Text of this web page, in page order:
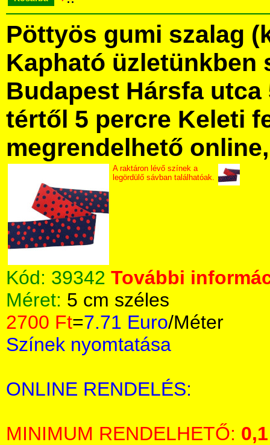
Pöttyös gumi szalag
Kapható üzletünkben
Budapest Hársfa utca
tértől 5 percre Keleti
megrendelhető
A raktáron lévő színek a
legördülő sávban találhatóak.
Kód: 39342 További
Méret: 5 cm széles
2700 Ft=7.71 Euro/Méter
Színek nyomtatása
ONLINE RENDELÉS:
MINIMUM RENDELHETŐ: 0,1